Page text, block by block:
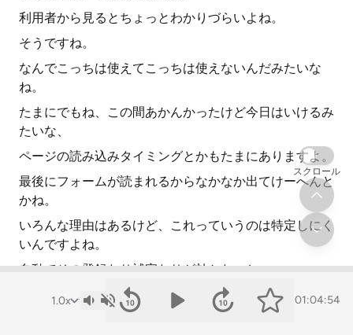
利用者から見るとちょっとわかりづらいよね。
そうですね。
なんでこっちは使えてこっちは使えないんだみたいな
ね。
たまにでもね、この間あかんかったけど今日はいけるみ
たいな、
ページの読み込みタイミングとかもたまにありますよ。
最後にフォームが読まれるからなかなか出てけーへんと
かね。
いろんな理由はあるけど、これっていうのは特定しにく
いんですよね。
自動でその登録なり補完なりが効かないと、
間違ったところにコピペする癖がついちゃったりするか
らよくないんですよね。
01:04:54
スクロール